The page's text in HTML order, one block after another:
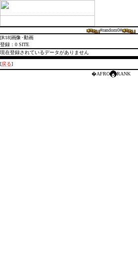
#random0#
[R18]画像･動画
登録：0 SITE
現在登録されているデータがありません
[戻る]
�AFRO
RANK